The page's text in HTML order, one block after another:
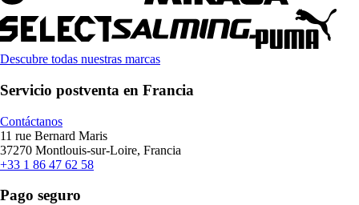
Descubre todas nuestras marcas
Servicio postventa en Francia
Contáctanos
11 rue Bernard Maris
37270 Montlouis-sur-Loire, Francia
+33 1 86 47 62 58
Pago seguro